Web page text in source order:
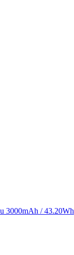
3000mAh / 43.20Wh